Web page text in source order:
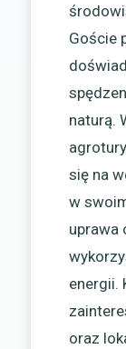
Goście
naturą.
się na
w
uprawa
energii.
oraz